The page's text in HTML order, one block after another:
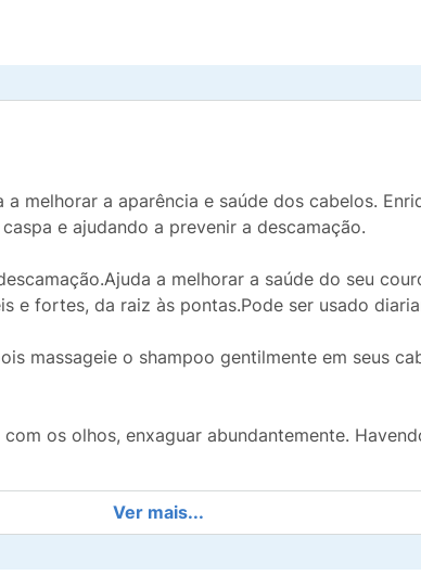
melhorar a aparência e saúde dos cabelos.
e ajudando a prevenir a descamação.
a melhorar a saúde do seu
e fortes, da raiz às pontas.Pode ser usado
massageie o shampoo gentilmente em seus
os olhos, enxaguar abundantemente.
Ver mais...